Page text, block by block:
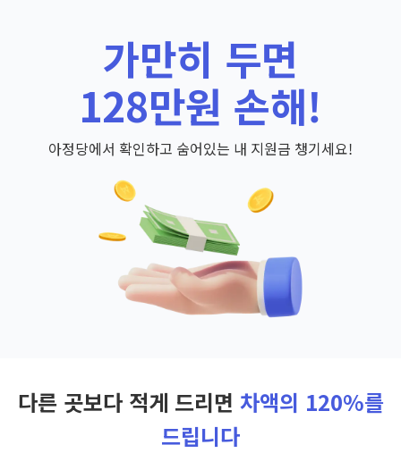
가만히 두면
128만원 손해!
아정당에서 확인하고 숨어있는 내 지원금 챙기세요!
다른 곳보다 적게 드리면 차액의 120%를
드립니다